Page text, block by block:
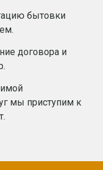
бытовки
договора и
мы приступим к